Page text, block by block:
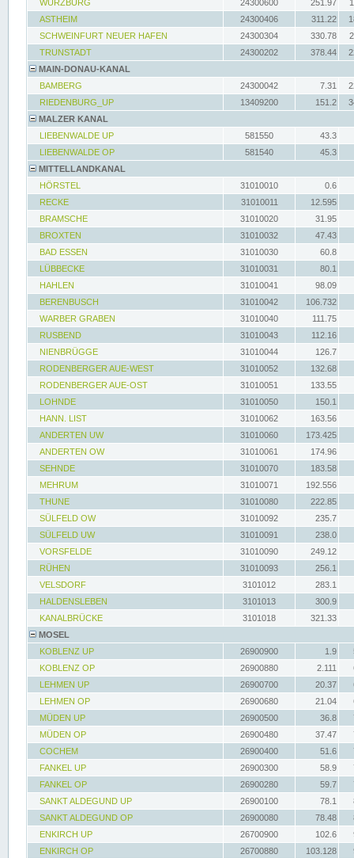
WÜRZBURG 24300600 251.97
ASTHEIM
24300406 311.22
SCHWEINFURT NEUER HAFEN
24300304 330.78
TRUNSTADT
24300202 378.44
MAIN-DONAU-KANAL
BAMBERG
24300042 7.31
RIEDENBURG_UP
13409200 151.2
MALZER KANAL
LIEBENWALDE UP
581550
43.3
LIEBENWALDE OP
581540
45.3
MITTELLANDKANAL
HÖRSTEL
31010010
0.6
RECKE
31010011
12.595
BRAMSCHE
31010020
31.95
BROXTEN
31010032
47.43
BAD ESSEN
31010030
60.8
LÜBBECKE
31010031
80.1
HAHLEN
31010041
98.09
BERENBUSCH
31010042
106.732
WARBER GRABEN
31010040
111.75
RUSBEND
31010043
112.16
NIENBRÜGGE
31010044
126.7
RODENBERGER AUE-WEST
31010052
132.68
RODENBERGER AUE-OST
31010051
133.55
LOHNDE
31010050
150.1
HANN. LIST
31010062
163.56
ANDERTEN UW
31010060
173.425
ANDERTEN OW
31010061
174.96
SEHNDE
31010070
183.58
MEHRUM
31010071
192.556
THUNE
31010080
222.85
SÜLFELD OW
31010092
235.7
SÜLFELD UW
31010091
238.0
VORSFELDE
31010090
249.12
RÜHEN
31010093
256.1
VELSDORF
3101012
283.1
HALDENSLEBEN
3101013
300.9
KANALBRÜCKE
3101018
321.33
MOSEL
KOBLENZ UP
26900900 1.9
KOBLENZ OP
26900880 2.111
LEHMEN UP
26900700 20.37
LEHMEN OP
26900680 21.04
MÜDEN UP
26900500 36.8
MÜDEN OP
26900480 37.47
COCHEM
26900400 51.6
FANKEL UP
26900300 58.9
FANKEL OP
26900280 59.7
SANKT ALDEGUND UP
26900100 78.1
SANKT ALDEGUND OP
26900080 78.48
ENKIRCH UP
26700900 102.6
ENKIRCH OP
26700880 103.128